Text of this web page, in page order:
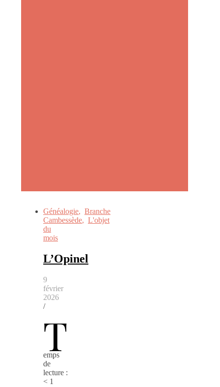
Généalogie, Branche
Cambessède, L'objet
du
mois
L’Opinel
9
février
2026
/
T
emps
de
lecture :
< 1